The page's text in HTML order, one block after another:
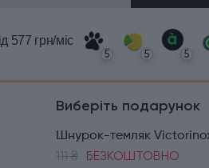
577 грн/міс
5 5 5
Виберіть подарунок
Шнурок-темляк
111 ₴ БЕЗКОШТОВНО